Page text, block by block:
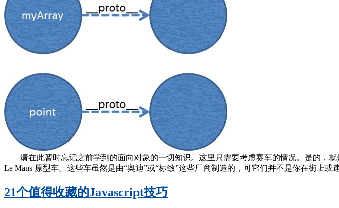
请在此暂时忘记之前学到的面向对象的一切知识。这里只需要考虑赛车的情况。是的，
Le Mans 原型车。这些车虽然是由“奥迪”或“标致”这些厂商制造的，可它们并不是你在街上
21个值得收藏的Javascript技巧